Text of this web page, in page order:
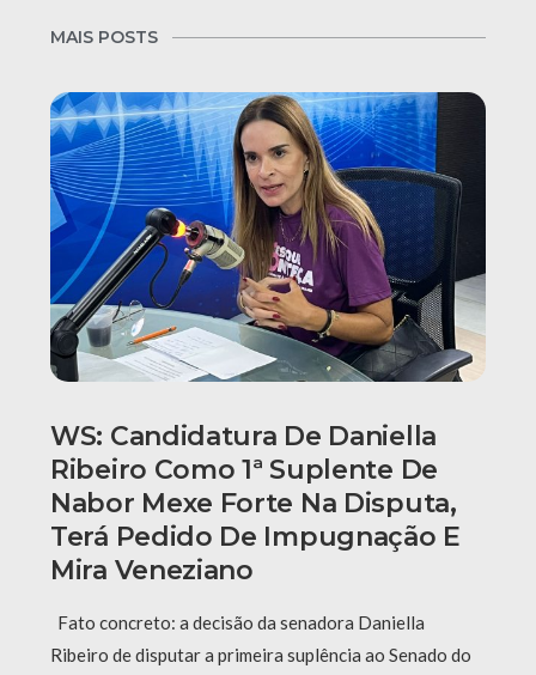
MAIS POSTS
WS: Candidatura De Daniella
Ribeiro Como 1ª Suplente De
Nabor Mexe Forte Na Disputa,
Terá Pedido De Impugnação E
Mira Veneziano
Fato concreto: a decisão da senadora Daniella
Ribeiro de disputar a primeira suplência ao Senado do